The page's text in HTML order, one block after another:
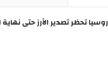
روسيا تحظر تصدير الأرز حتى نهاية